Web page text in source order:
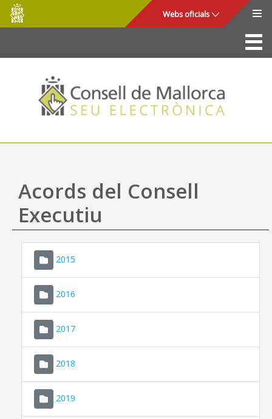
Salta al contingut principal
Consell
de
Mallorca
Webs oficials
La Seu
Consell de Mallorca
Accés i seguretat
Utilitats
Ajuda
Acords del Consell
Executiu
2015
2016
2017
2018
2019